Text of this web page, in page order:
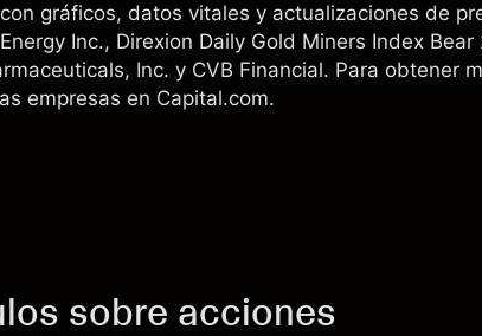
gráficos, datos vitales y actualizaciones de
Inc., Direxion Daily Gold Miners Index Bear
Inc. y CVB Financial. Para obtener
empresas en Capital.com.
sobre acciones